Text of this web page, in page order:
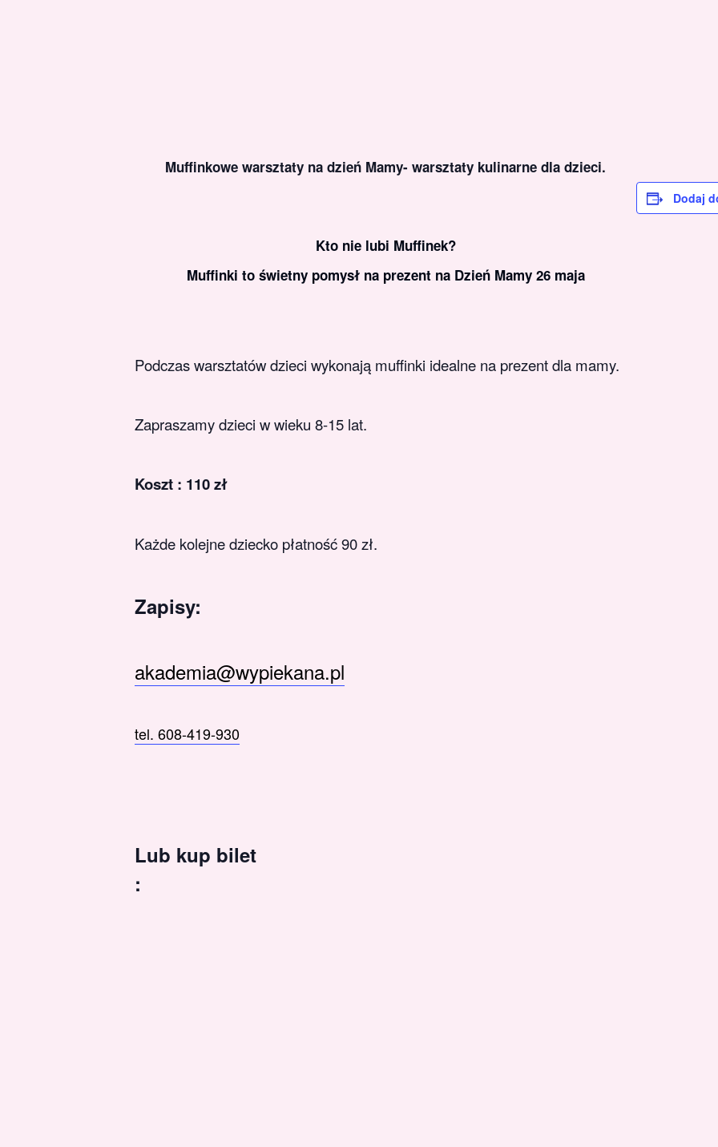
Muffinkowe warsztaty na dzień Mamy- warsztaty kulinarne dla dzieci.
Kto nie lubi Muffinek?
Muffinki to świetny pomysł na prezent na Dzień Mamy 26 maja
Podczas warsztatów dzieci wykonają muffinki idealne na prezent dla mamy.
Zapraszamy dzieci w wieku 8-15 lat.
Koszt : 110 zł
Każde kolejne dziecko płatność 90 zł.
Zapisy:
akademia@wypiekana.pl
tel. 608-419-930
Lub kup bilet
:
Dodaj